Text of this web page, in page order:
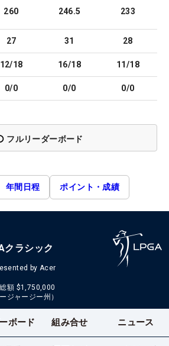
260 246.5 233
27 31 28
12/18 16/18 11/18
0/0 0/0 0/0
フルリーダーボード
年間日程 ポイント・成績
クラシック
by Acer
額 $1,750,000
ジャージー州）
ボード 組み合せ ニュース